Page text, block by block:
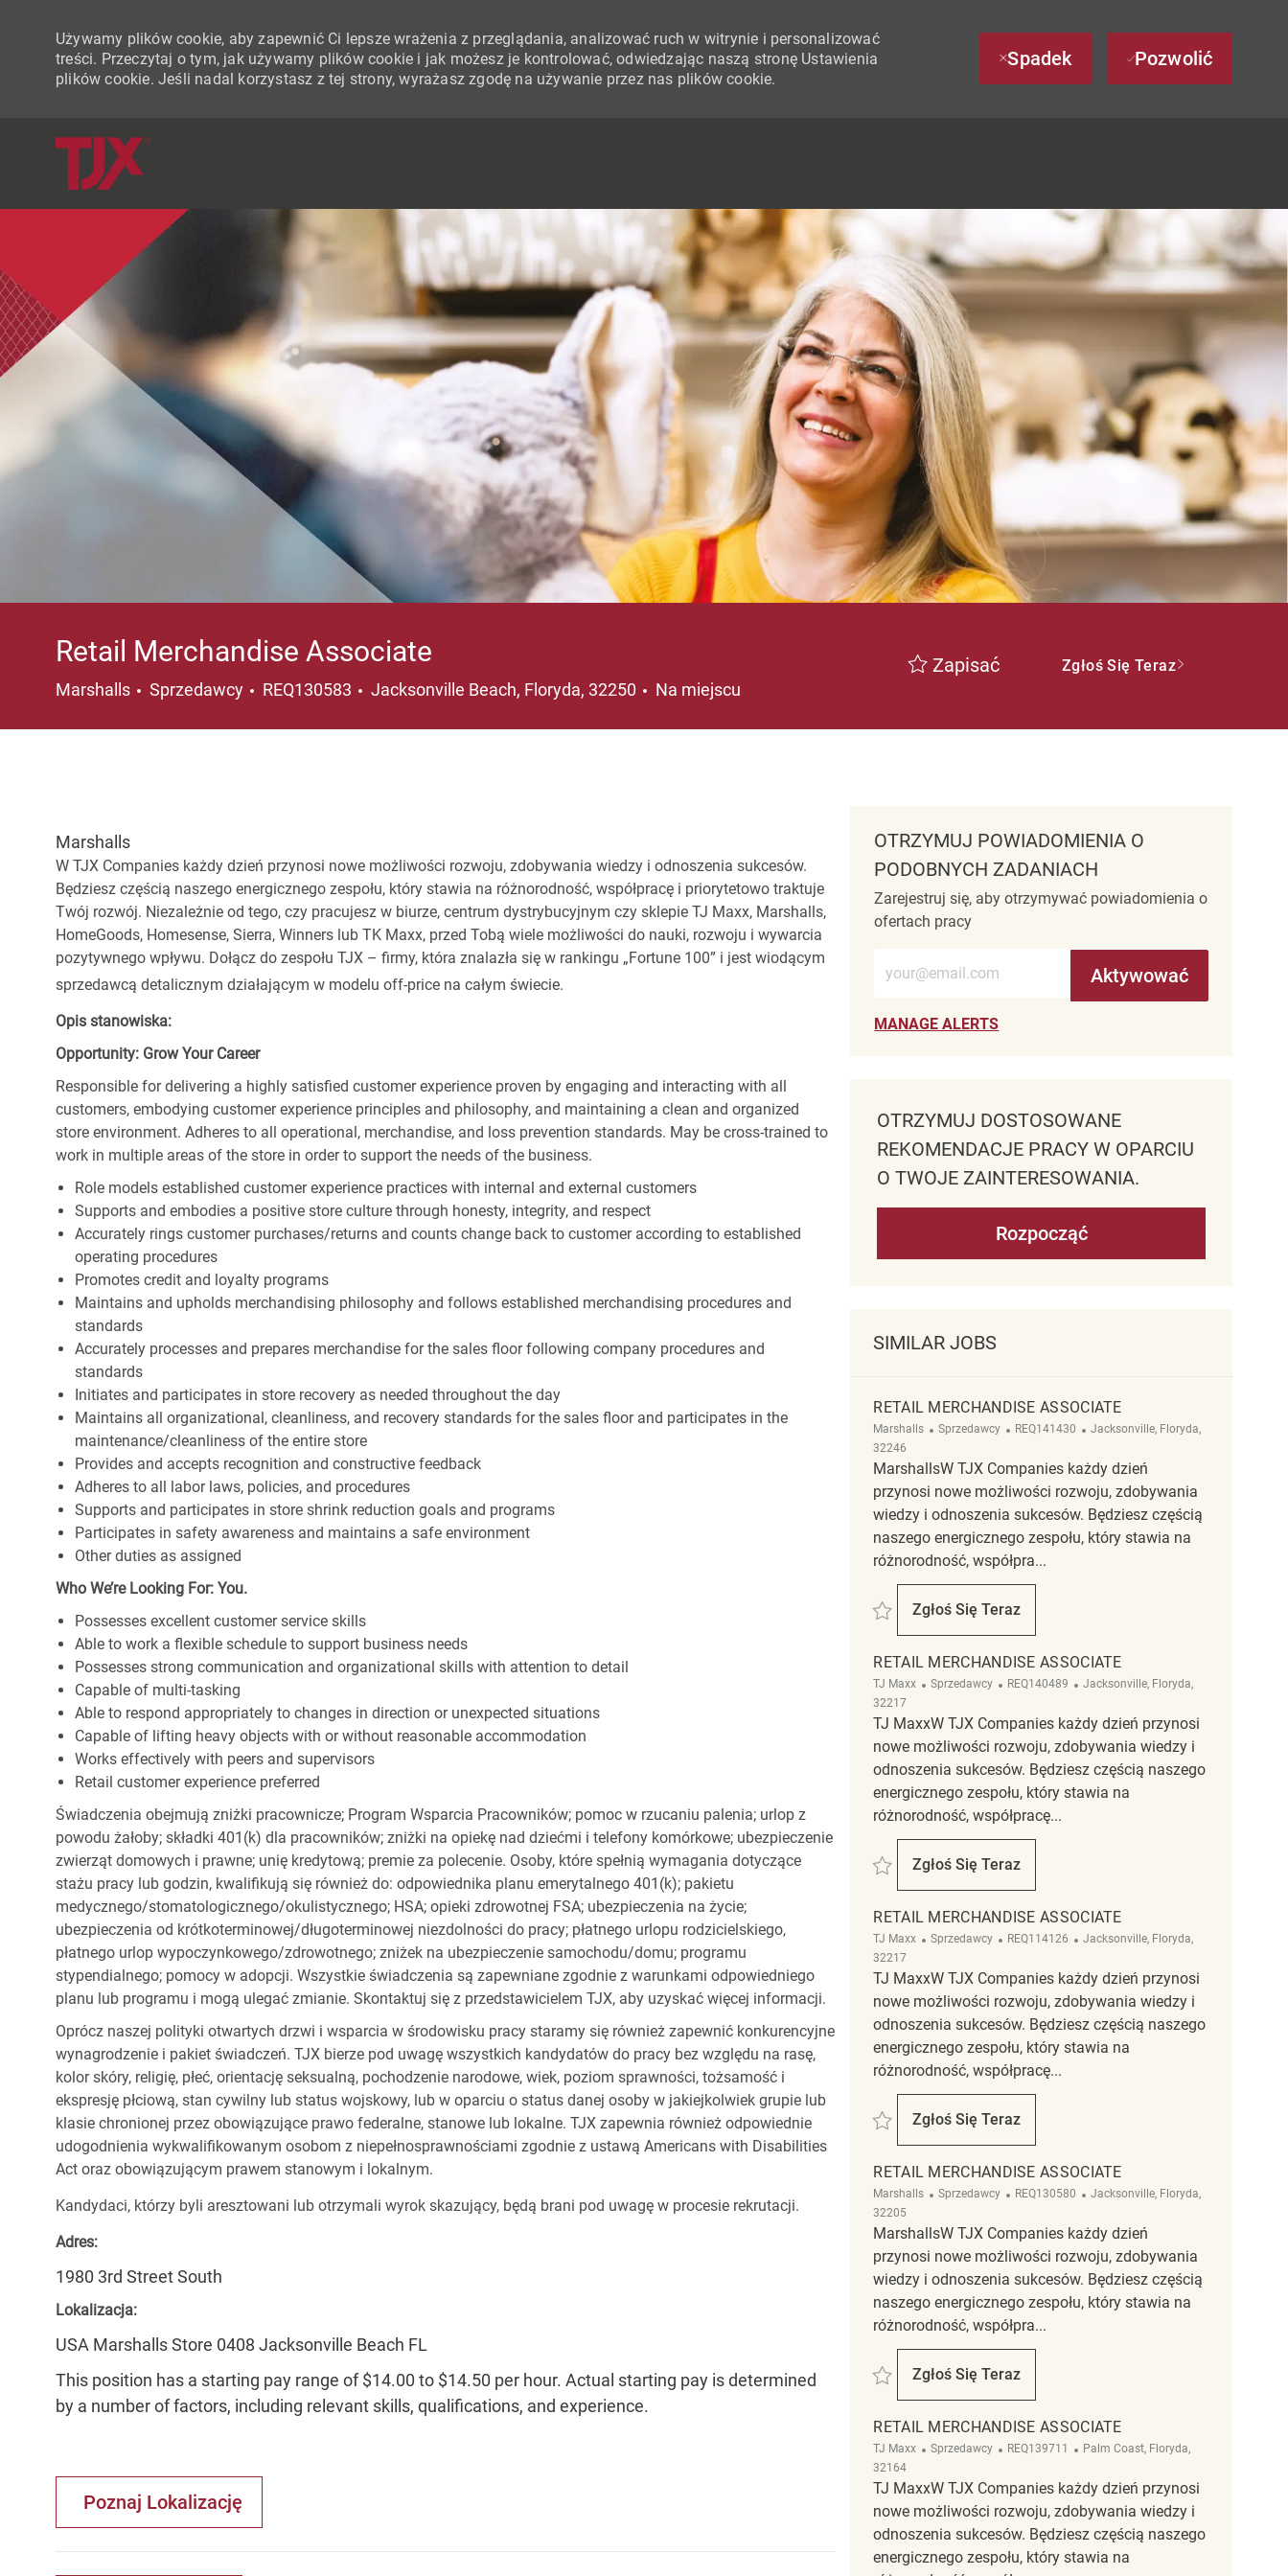
Używamy plików cookie, aby zapewnić Ci lepsze wrażenia z przeglądania, analizować ruch w witrynie i personalizować
treści. Przeczytaj o tym, jak używamy plików cookie i jak możesz je kontrolować, odwiedzając naszą stronę Ustawienia
plików cookie. Jeśli nadal korzystasz z tej strony, wyrażasz zgodę na używanie przez nas plików cookie.
Spadek Pozwolić
Retail Merchandise Associate
Marshalls Kategoria
Sprzedawcy REQ130583 Lokalizacja
Jacksonville Beach, Floryda, 32250 Na miejscu
Zapisać Zgłoś Się Teraz
Marshalls
W TJX Companies każdy dzień przynosi nowe możliwości rozwoju, zdobywania wiedzy i odnoszenia sukcesów.
Będziesz częścią naszego energicznego zespołu, który stawia na różnorodność, współpracę i priorytetowo traktuje
Twój rozwój. Niezależnie od tego, czy pracujesz w biurze, centrum dystrybucyjnym czy sklepie TJ Maxx, Marshalls,
HomeGoods, Homesense, Sierra, Winners lub TK Maxx, przed Tobą wiele możliwości do nauki, rozwoju i wywarcia
pozytywnego wpływu. Dołącz do zespołu TJX – firmy, która znalazła się w rankingu „Fortune 100” i jest wiodącym
sprzedawcą detalicznym działającym w modelu off-price na całym świecie.
Opis stanowiska:
Opportunity: Grow Your Career
Responsible for delivering a highly satisfied customer experience proven by engaging and interacting with all
customers, embodying customer experience principles and philosophy, and maintaining a clean and organized
store environment. Adheres to all operational, merchandise, and loss prevention standards. May be cross-trained to
work in multiple areas of the store in order to support the needs of the business.
Role models established customer experience practices with internal and external customers
Supports and embodies a positive store culture through honesty, integrity, and respect
Accurately rings customer purchases/returns and counts change back to customer according to established
operating procedures
Promotes credit and loyalty programs
Maintains and upholds merchandising philosophy and follows established merchandising procedures and
standards
Accurately processes and prepares merchandise for the sales floor following company procedures and
standards
Initiates and participates in store recovery as needed throughout the day
Maintains all organizational, cleanliness, and recovery standards for the sales floor and participates in the
maintenance/cleanliness of the entire store
Provides and accepts recognition and constructive feedback
Adheres to all labor laws, policies, and procedures
Supports and participates in store shrink reduction goals and programs
Participates in safety awareness and maintains a safe environment
Other duties as assigned
Who We’re Looking For: You.
Possesses excellent customer service skills
Able to work a flexible schedule to support business needs
Possesses strong communication and organizational skills with attention to detail
Capable of multi-tasking
Able to respond appropriately to changes in direction or unexpected situations
Capable of lifting heavy objects with or without reasonable accommodation
Works effectively with peers and supervisors
Retail customer experience preferred
Świadczenia obejmują zniżki pracownicze; Program Wsparcia Pracowników; pomoc w rzucaniu palenia; urlop z
powodu żałoby; składki 401(k) dla pracowników; zniżki na opiekę nad dziećmi i telefony komórkowe; ubezpieczenie
zwierząt domowych i prawne; unię kredytową; premie za polecenie. Osoby, które spełnią wymagania dotyczące
stażu pracy lub godzin, kwalifikują się również do: odpowiednika planu emerytalnego 401(k); pakietu
medycznego/stomatologicznego/okulistycznego; HSA; opieki zdrowotnej FSA; ubezpieczenia na życie;
ubezpieczenia od krótkoterminowej/długoterminowej niezdolności do pracy; płatnego urlopu rodzicielskiego,
płatnego urlop wypoczynkowego/zdrowotnego; zniżek na ubezpieczenie samochodu/domu; programu
stypendialnego; pomocy w adopcji. Wszystkie świadczenia są zapewniane zgodnie z warunkami odpowiedniego
planu lub programu i mogą ulegać zmianie. Skontaktuj się z przedstawicielem TJX, aby uzyskać więcej informacji.
Oprócz naszej polityki otwartych drzwi i wsparcia w środowisku pracy staramy się również zapewnić konkurencyjne
wynagrodzenie i pakiet świadczeń. TJX bierze pod uwagę wszystkich kandydatów do pracy bez względu na rasę,
kolor skóry, religię, płeć, orientację seksualną, pochodzenie narodowe, wiek, poziom sprawności, tożsamość i
ekspresję płciową, stan cywilny lub status wojskowy, lub w oparciu o status danej osoby w jakiejkolwiek grupie lub
klasie chronionej przez obowiązujące prawo federalne, stanowe lub lokalne. TJX zapewnia również odpowiednie
udogodnienia wykwalifikowanym osobom z niepełnosprawnościami zgodnie z ustawą Americans with Disabilities
Act oraz obowiązującym prawem stanowym i lokalnym.
Kandydaci, którzy byli aresztowani lub otrzymali wyrok skazujący, będą brani pod uwagę w procesie rekrutacji.
Adres:
1980 3rd Street South
Lokalizacja:
USA Marshalls Store 0408 Jacksonville Beach FL
This position has a starting pay range of $14.00 to $14.50 per hour. Actual starting pay is determined
by a number of factors, including relevant skills, qualifications, and experience.
Poznaj Lokalizację
OTRZYMUJ POWIADOMIENIA O
PODOBNYCH ZADANIACH
Zarejestruj się, aby otrzymywać powiadomienia o
ofertach pracy
Wprowadź adres e-mail (wymagane)
Aktywować
MANAGE ALERTS
OTRZYMUJ DOSTOSOWANE
REKOMENDACJE PRACY W OPARCIU
O TWOJE ZAINTERESOWANIA.
Rozpocząć
SIMILAR JOBS
RETAIL MERCHANDISE ASSOCIATE
Marshalls Kategoria
Sprzedawcy ReqId
REQ141430 Lokalizacja
Jacksonville, Floryda,
32246
MarshallsW TJX Companies każdy dzień
przynosi nowe możliwości rozwoju, zdobywania
wiedzy i odnoszenia sukcesów. Będziesz częścią
naszego energicznego zespołu, który stawia na
różnorodność, współpra...
Zapisać retail merchandise associate REQ141430
Zgłoś Się Teraz
Retail Merchandise Associate
RETAIL MERCHANDISE ASSOCIATE
TJ Maxx Kategoria
Sprzedawcy ReqId
REQ140489 Lokalizacja
Jacksonville, Floryda,
32217
TJ MaxxW TJX Companies każdy dzień przynosi
nowe możliwości rozwoju, zdobywania wiedzy i
odnoszenia sukcesów. Będziesz częścią naszego
energicznego zespołu, który stawia na
różnorodność, współpracę...
Zapisać Retail Merchandise Associate REQ140489
Zgłoś Się Teraz
Retail Merchandise Associate
RETAIL MERCHANDISE ASSOCIATE
TJ Maxx Kategoria
Sprzedawcy ReqId
REQ114126 Lokalizacja
Jacksonville, Floryda,
32217
TJ MaxxW TJX Companies każdy dzień przynosi
nowe możliwości rozwoju, zdobywania wiedzy i
odnoszenia sukcesów. Będziesz częścią naszego
energicznego zespołu, który stawia na
różnorodność, współpracę...
Zapisać Retail Merchandise Associate REQ114126
Zgłoś Się Teraz
Retail Merchandise Associate
RETAIL MERCHANDISE ASSOCIATE
Marshalls Kategoria
Sprzedawcy ReqId
REQ130580 Lokalizacja
Jacksonville, Floryda,
32205
MarshallsW TJX Companies każdy dzień
przynosi nowe możliwości rozwoju, zdobywania
wiedzy i odnoszenia sukcesów. Będziesz częścią
naszego energicznego zespołu, który stawia na
różnorodność, współpra...
Zapisać Retail Merchandise Associate REQ130580
Zgłoś Się Teraz
Retail Merchandise Associate
RETAIL MERCHANDISE ASSOCIATE
TJ Maxx Kategoria
Sprzedawcy ReqId
REQ139711 Lokalizacja
Palm Coast, Floryda,
32164
TJ MaxxW TJX Companies każdy dzień przynosi
nowe możliwości rozwoju, zdobywania wiedzy i
odnoszenia sukcesów. Będziesz częścią naszego
energicznego zespołu, który stawia na